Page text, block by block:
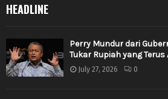
HEADLINE
Perry Mundur dari
Tukar Rupiah yang
July 27, 2026 0